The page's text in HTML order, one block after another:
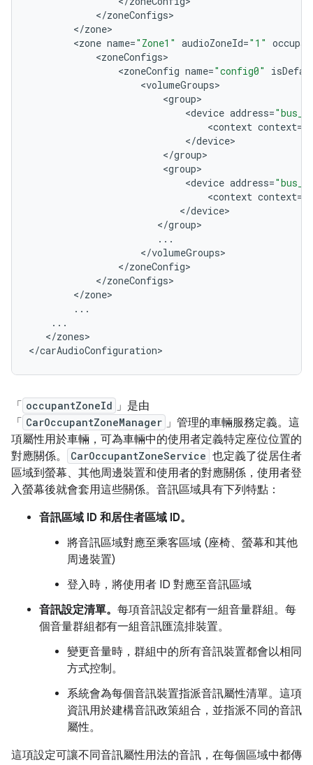
</zoneConfigs
</zone
<zone name="Zone1" audioZoneId="1"
<zoneConfigs
<zoneConfig name="config0"
<volumeGroups
<group
<device address=
<context context=
</device
</group
<group
<device address=
<context context=
</device
</group
...
</volumeGroups
</zoneConfig
</zoneConfigs
</zone
...
...
</zones>
</carAudioConfiguration
「 occupantZoneId 」是由
「 CarOccupantZoneManager 」管理的車輛服務定義。這
項屬性用於車輛，可為車輛中的使用者定義特定座位位置的
對應關係。
CarOccupantZoneService 也定義了從居住者
區域到螢幕、其他周邊裝置和使用者的對應關係，使用者登
入螢幕後就會套用這些關係。音訊區域具有下列特點：
音訊區域 ID 和居住者區域 ID。
將音訊區域對應至乘客區域 (座椅、螢幕和其他
周邊裝置)
登入時，將使用者 ID 對應至音訊區域
音訊設定清單。 每項音訊設定都有一組音量群組。每
個音量群組都有一組音訊匯流排裝置。
變更音量時，群組中的所有音訊裝置都會以相同
方式控制。
系統會為每個音訊裝置指派音訊屬性清單。這項
資訊用於建構音訊政策組合，並指派不同的音訊
屬性。
這項設定可讓不同音訊屬性用法的音訊，在每個區域中都傳